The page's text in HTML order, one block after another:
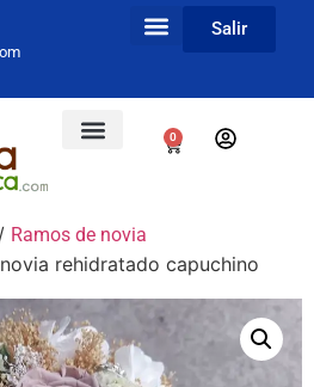
Salir
0
/ Ramos de novia
rehidratado capuchino